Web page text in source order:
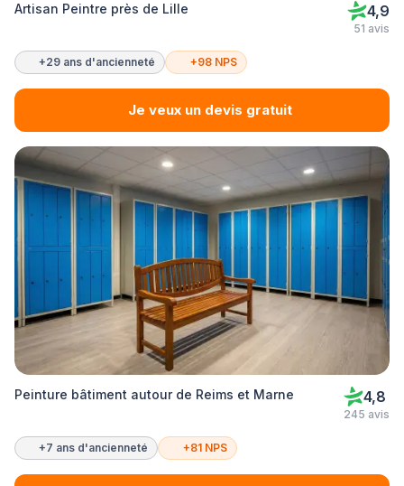
Artisan Peintre près de Lille 4,9
51 avis
+29 ans d'ancienneté +98 NPS
Je veux un devis gratuit
Peinture bâtiment autour de Reims et Marne 4,8
245 avis
+7 ans d'ancienneté +81 NPS